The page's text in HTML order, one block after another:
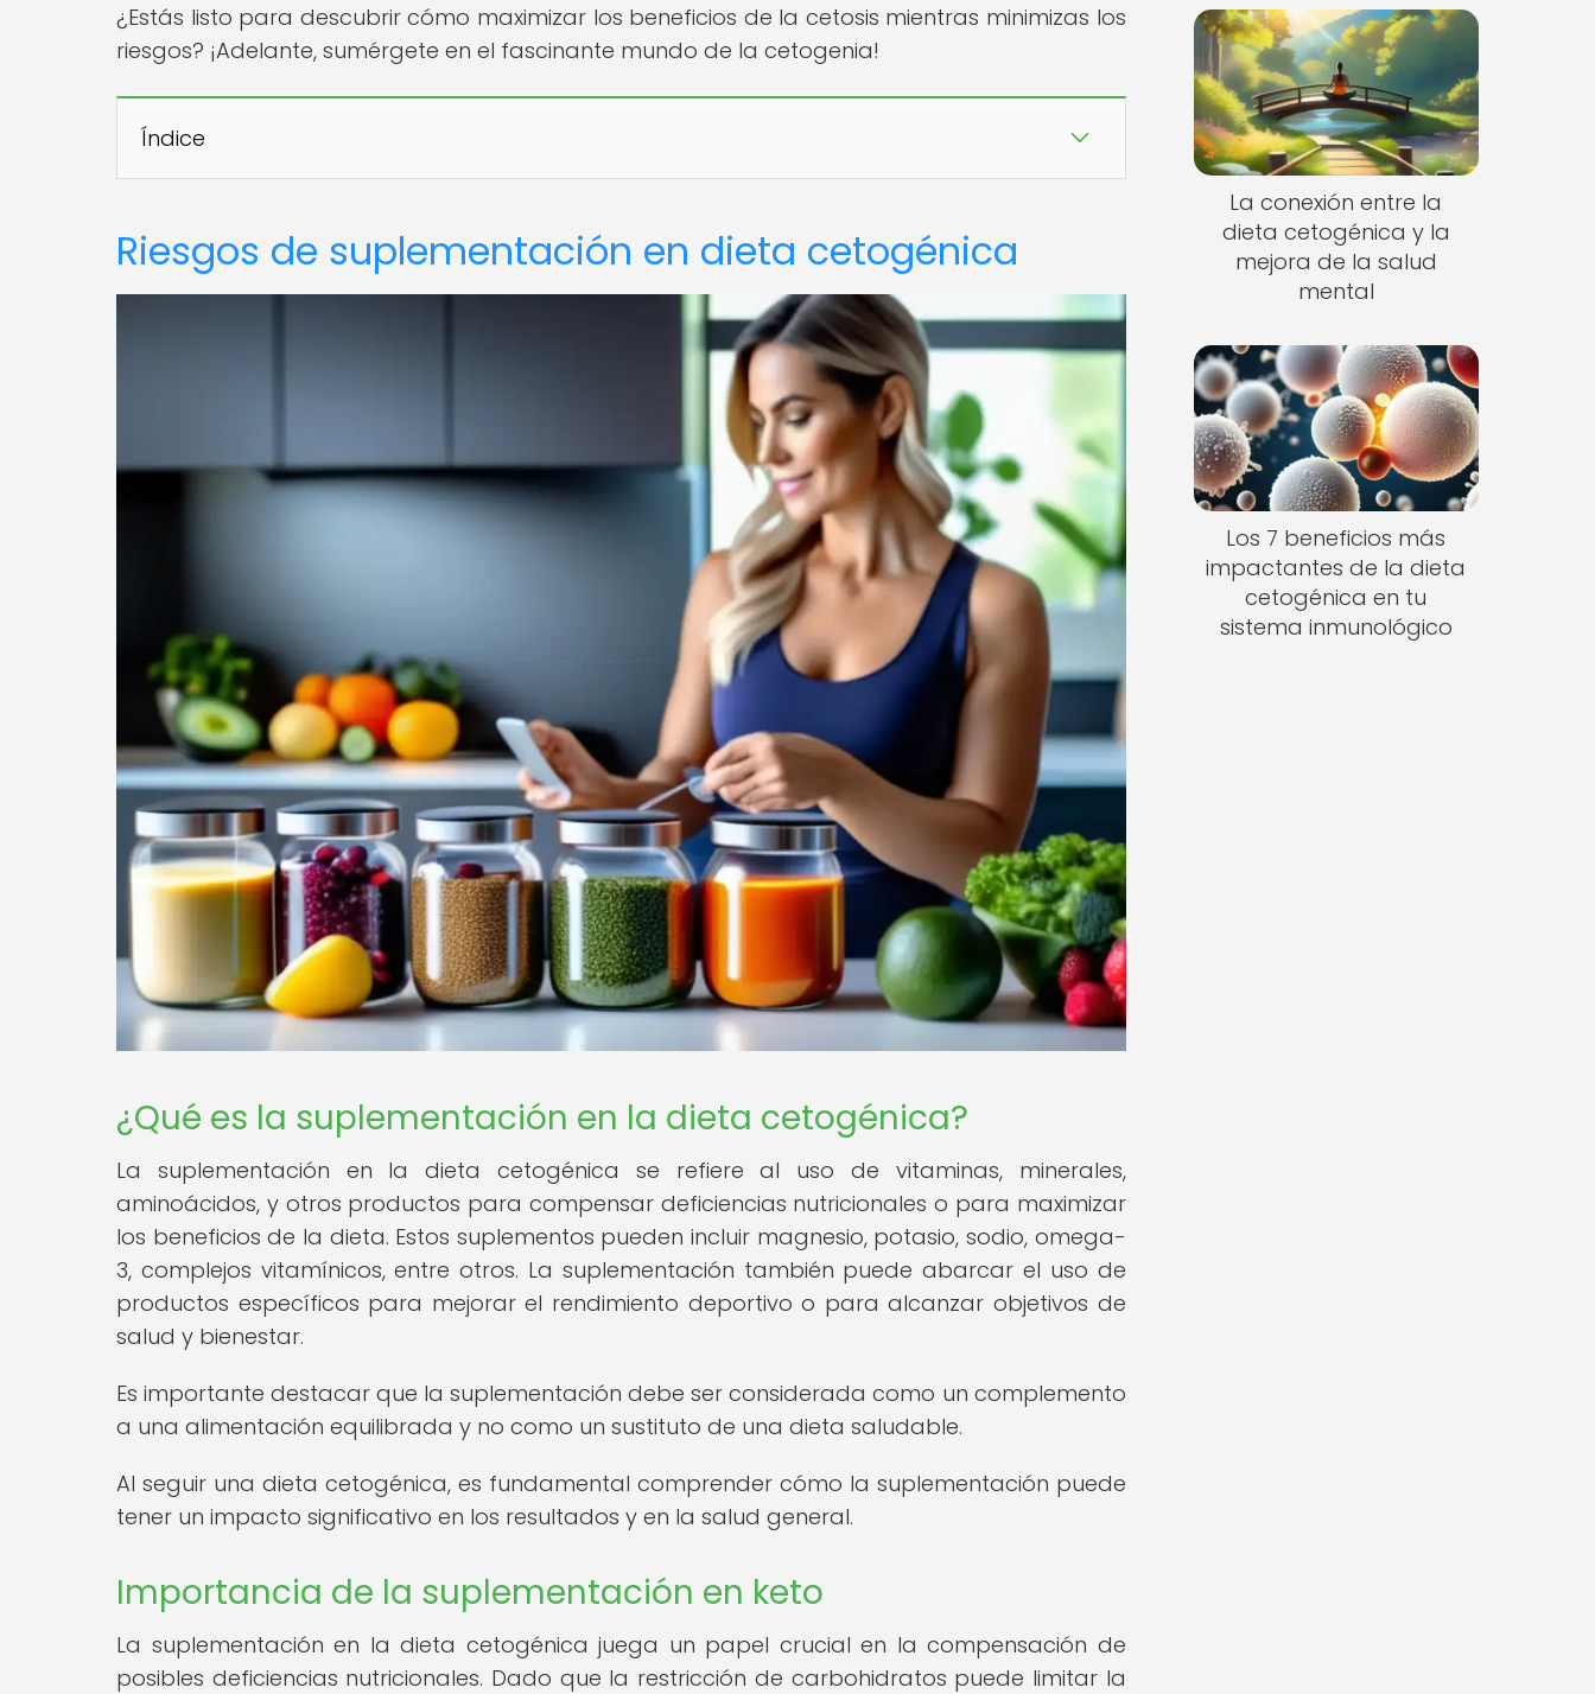
¿Estás listo para descubrir cómo maximizar los beneficios de la cetosis mientras minimizas los
riesgos? ¡Adelante, sumérgete en el fascinante mundo de la cetogenia!
Índice
Riesgos de suplementación en dieta cetogénica
¿Qué es la suplementación en la dieta cetogénica?
La suplementación en la dieta cetogénica se refiere al uso de vitaminas, minerales,
aminoácidos, y otros productos para compensar deficiencias nutricionales o para maximizar
los beneficios de la dieta. Estos suplementos pueden incluir magnesio, potasio, sodio, omega-
3, complejos vitamínicos, entre otros. La suplementación también puede abarcar el uso de
productos específicos para mejorar el rendimiento deportivo o para alcanzar objetivos de
salud y bienestar.
Es importante destacar que la suplementación debe ser considerada como un complemento
a una alimentación equilibrada y no como un sustituto de una dieta saludable.
Al seguir una dieta cetogénica, es fundamental comprender cómo la suplementación puede
tener un impacto significativo en los resultados y en la salud general.
Importancia de la suplementación en keto
La suplementación en la dieta cetogénica juega un papel crucial en la compensación de
posibles deficiencias nutricionales. Dado que la restricción de carbohidratos puede limitar la
La conexión entre la
dieta cetogénica y la
mejora de la salud
mental
Los 7 beneficios más
impactantes de la dieta
cetogénica en tu
sistema inmunológico